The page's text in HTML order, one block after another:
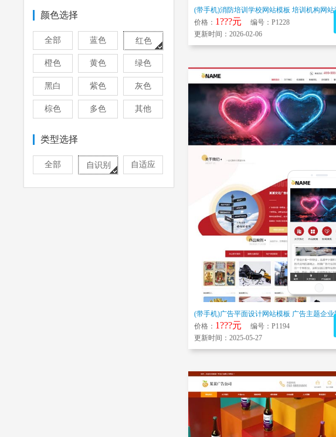
颜色选择
全部 蓝色 红色
橙色 黄色 绿色
黑白 紫色 灰色
棕色 多色 其他
类型选择
全部 自识别 自适应
价格： 1???元 编号：P1228
更新时间：2026-02-06
价格： 1???元 编号：P1194
更新时间：2025-05-27